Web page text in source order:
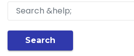
Search